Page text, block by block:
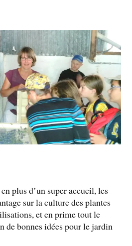
plus d’un super accueil, les
sur la culture des plantes
et en prime tout le
d​e bonnes id​ées pour l​e jardin